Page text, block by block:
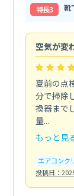
特⻑3
靴
空気が変
夏前の点
分で掃除
換器まで
量...
もっと見
エアコンク
投稿日：